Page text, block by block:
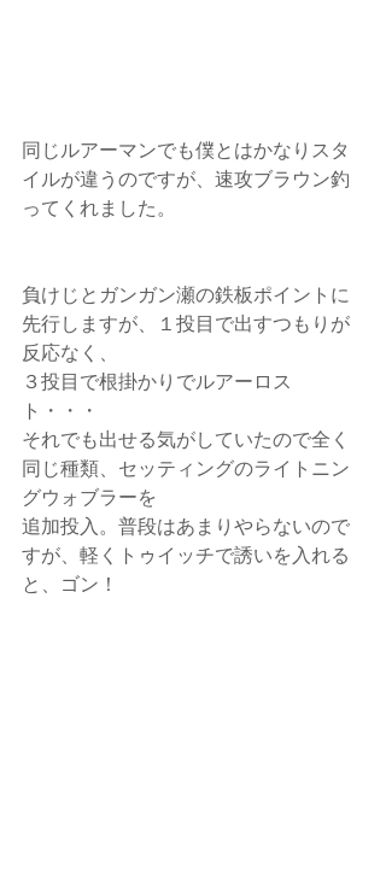
同じルアーマンでも僕とはかなりスタ
イルが違うのですが、速攻ブラウン釣
ってくれました。
負けじとガンガン瀬の鉄板ポイントに
先行しますが、１投目で出すつもりが
反応なく、
３投目で根掛かりでルアーロス
ト・・・
それでも出せる気がしていたので全く
同じ種類、セッティングのライトニン
グウォブラーを
追加投入。普段はあまりやらないので
すが、軽くトゥイッチで誘いを入れる
と、ゴン！